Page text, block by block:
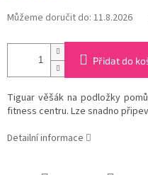
Můžeme doručit do: 11.8.2026
Přidat do
Tiguar věšák na podložky
fitness centru. Lze snadno
Detailní informace